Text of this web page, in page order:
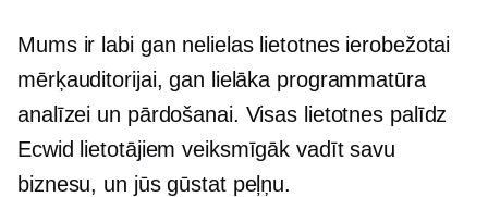
Mums ir labi gan nelielas lietotnes ierobežotai
mērķauditorijai, gan lielāka programmatūra
analīzei un pārdošanai. Visas lietotnes palīdz
Ecwid lietotājiem veiksmīgāk vadīt savu
biznesu, un jūs gūstat peļņu.